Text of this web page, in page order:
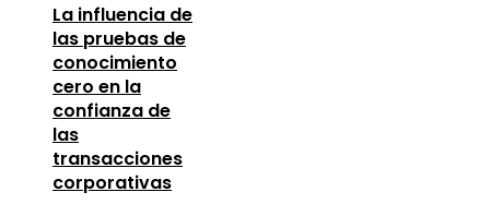
La influencia de
las pruebas de
conocimiento
cero en la
confianza de
las
transacciones
corporativas